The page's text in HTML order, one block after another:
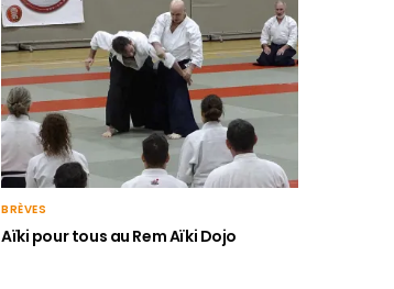
BRÈVES
Aïki pour tous au Rem Aïki Dojo